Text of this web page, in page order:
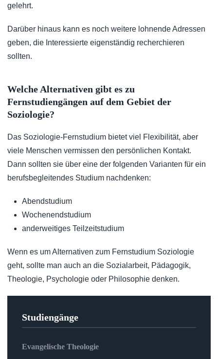
gelehrt.
Darüber hinaus kann es noch weitere lohnende Adressen
geben, die Interessierte eigenständig recherchieren
sollten.
Welche Alternativen gibt es zu
Fernstudiengängen auf dem Gebiet der
Soziologie?
Das Soziologie-Fernstudium bietet viel Flexibilität, aber
viele Menschen vermissen den persönlichen Kontakt.
Dann sollten sie über eine der folgenden Varianten für ein
berufsbegleitendes Studium nachdenken:
Abendstudium
Wochenendstudium
anderweitiges Teilzeitstudium
Wenn es um Alternativen zum Fernstudium Soziologie
geht, sollte man auch an die Sozialarbeit, Pädagogik,
Theologie, Psychologie oder Philosophie denken.
Studiengänge
Evangelische Theologie